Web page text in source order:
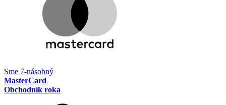
Sme 7-násobný
MasterCard
Obchodník roka